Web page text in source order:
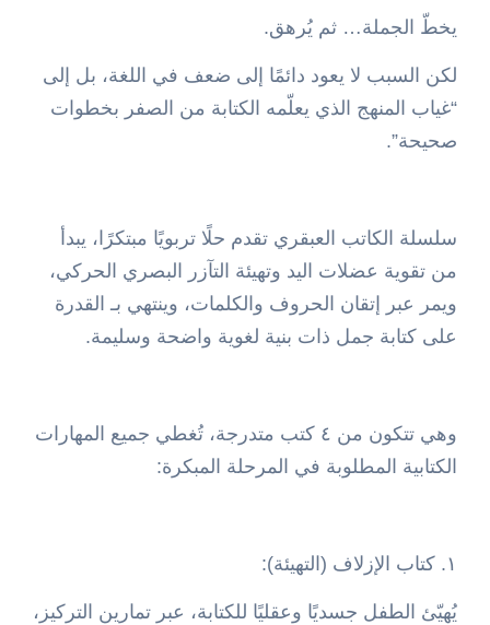
يخطّ الجملة… ثم يُرهق.
لكن السبب لا يعود دائمًا إلى ضعف في اللغة، بل إلى
“غياب المنهج الذي يعلّمه الكتابة من الصفر بخطوات
صحيحة”.
سلسلة الكاتب العبقري تقدم حلًا تربويًا مبتكرًا، يبدأ
من تقوية عضلات اليد وتهيئة التآزر البصري الحركي،
ويمر عبر إتقان الحروف والكلمات، وينتهي بـ القدرة
على كتابة جمل ذات بنية لغوية واضحة وسليمة.
وهي تتكون من ٤ كتب متدرجة، تُغطي جميع المهارات
الكتابية المطلوبة في المرحلة المبكرة:
١. كتاب الإزلاف (التهيئة):
يُهيّئ الطفل جسديًا وعقليًا للكتابة، عبر تمارين التركيز،